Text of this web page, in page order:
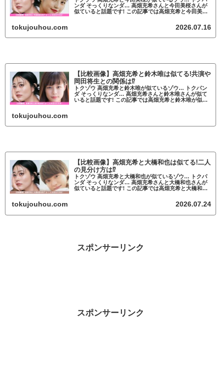
ンダ そっくりなンダ… 高畑充希さんと今田美桜さんが
似ていると話題です! この記事では高畑充希と今田美桜
tokujouhou.com 2026.07.16
【比較画像】高畑充希と鈴木唯は似てる!共演や
岡田将生との関係は⁉
トクゾウ 高畑充希と鈴木唯が似ているゾウ… トクパン
ダ そっくりなンダ… 高畑充希さんと鈴木唯さんが似て
いると話題です! この記事では高畑充希と鈴木唯が似て
tokujouhou.com
【比較画像】高畑充希と大橋和也は似てる!二人
の見分け方は⁉
トクゾウ 高畑充希と大橋和也が似ているゾウ… トクパ
ンダ そっくりなンダ… 高畑充希さんと大橋和也さんが
似ていると話題です! この記事では高畑充希と大橋和也
tokujouhou.com 2026.07.24
スポンサーリンク
スポンサーリンク